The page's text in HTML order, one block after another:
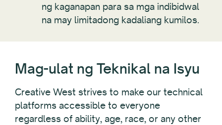
ng kaganapan para sa mga indibidwal
na may limitadong kadaliang kumilos.
Mag-ulat ng Teknikal na Isyu
Creative West strives to make our technical
platforms accessible to everyone
regardless of ability, age, race, or any other